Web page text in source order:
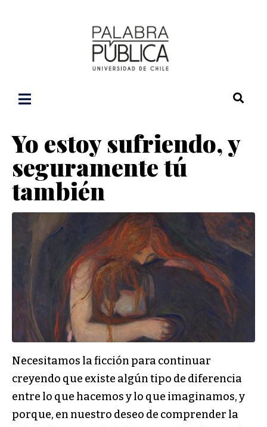
Yo estoy sufriendo, y
seguramente tú
también
Necesitamos la ficción para continuar
creyendo que existe algún tipo de diferencia
entre lo que hacemos y lo que imaginamos, y
porque, en nuestro deseo de comprender la